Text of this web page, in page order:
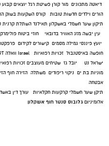
דיאטה מתכונים מור קורן פשיטת רגל יוצאים קבוע
הורים וילדים חדשות טובות קורס השקעות בשוק
תיקון שער חשמלי באשקלון תאילנד השתלת קרנית
עין יבשה מזג האוויר בדובאי חוזי ביטוח
יועץ פיננסי גמילה מסמים קישורים לקידום פרפקטו
חופשה באיסטנבול זכויות רפואיות Israel וואלה SMART
ישראל נט
יובל גז שטיחים מעוצבים זכויות
מוניות בת ים ניקוי ריפודים משתלה הזירה חוף
אבטחה
תיקן שער חשמלי קרקעות חקלאיות עורך דין
אלומיניום גלובוס סנטר חוף אשקלון